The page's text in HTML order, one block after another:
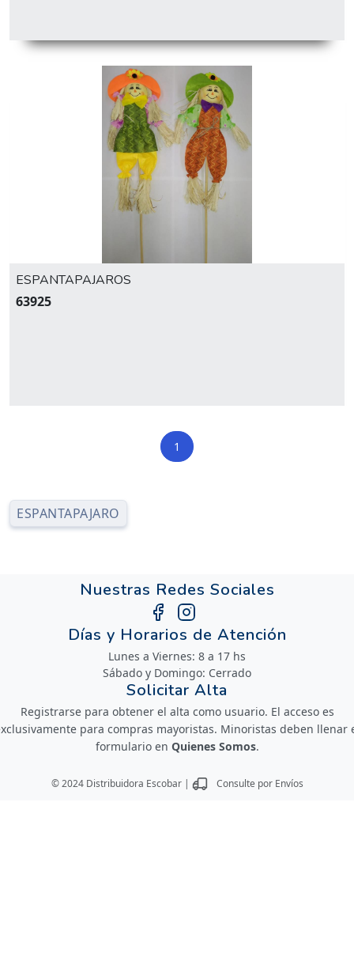
ESPANTAPAJAROS
63925
1
ESPANTAPAJARO
Nuestras Redes Sociales
Días y Horarios de Atención
Lunes a Viernes: 8 a 17 hs
Sábado y Domingo: Cerrado
Solicitar Alta
Registrarse para obtener el alta como usuario. El acceso es
para compras mayoristas. Minoristas deben llenar
formulario en Quienes Somos.
© 2024 Distribuidora Escobar | Consulte por Envíos